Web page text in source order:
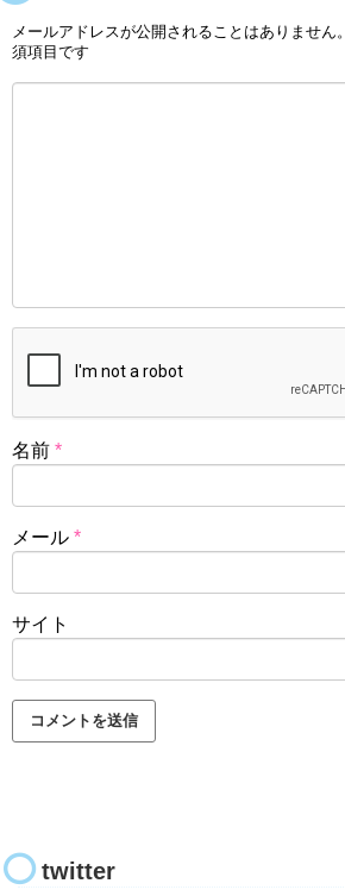
メールアドレスが公開されることはありません。
須項目です
名前 *
メール *
サイト
twitter